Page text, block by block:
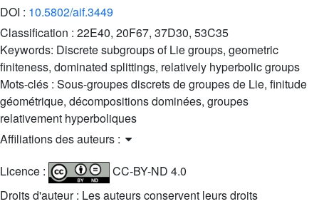
DOI : 10.5802/aif.3449
Classification : 22E40, 20F67, 37D30, 53C35
Keywords: Discrete subgroups of Lie groups, geometric
finiteness, dominated splittings, relatively hyperbolic groups
Mots-clés : Sous-groupes discrets de groupes de Lie, finitude
géométrique, décompositions dominées, groupes
relativement hyperboliques
Affiliations des auteurs :
Licence :
CC-BY-ND 4.0
Droits d'auteur : Les auteurs conservent leurs droits